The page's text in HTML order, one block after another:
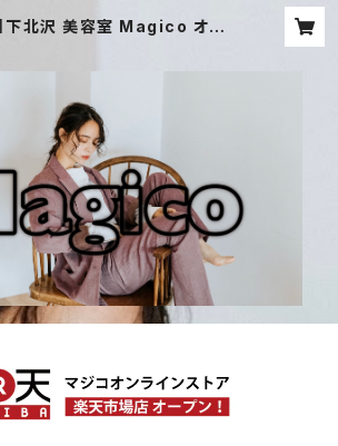
】下北沢 美容室 Magico オン